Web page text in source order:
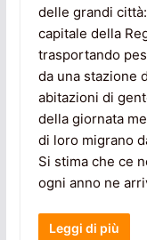
delle grandi
capitale della
trasportando
da una stazione
abitazioni di
della giornata
di loro migrano
Si stima che ce
ogni anno ne
Leggi di più